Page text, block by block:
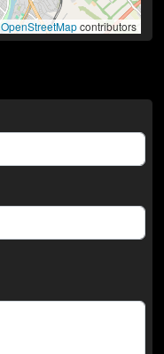
OpenStreetMapcontributors